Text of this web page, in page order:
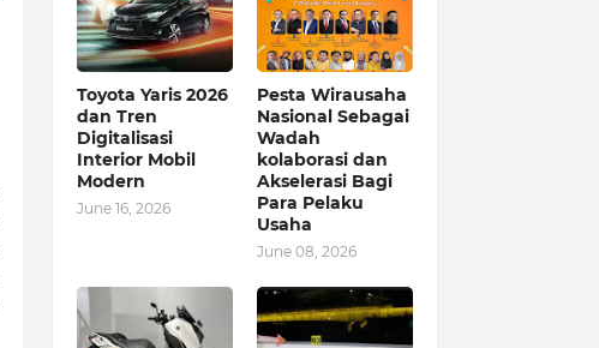
Toyota Yaris 2026
dan Tren
Digitalisasi
Interior Mobil
Modern
June 16, 2026
Pesta Wirausaha
Nasional Sebagai
Wadah
kolaborasi dan
Akselerasi Bagi
Para Pelaku
Usaha
June 08, 2026